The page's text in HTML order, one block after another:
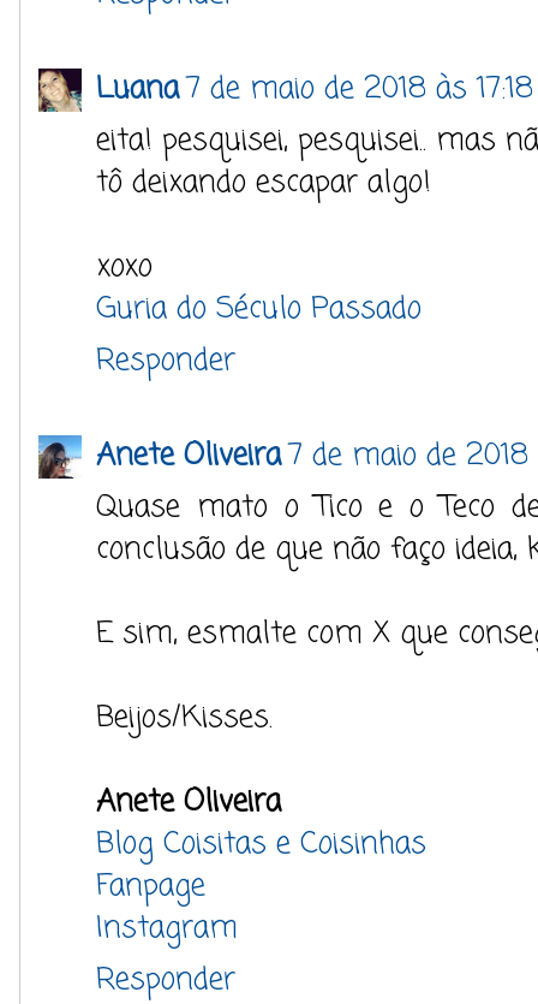
Luana7 de maio de 2018 às 17:18
eita! pesquisei, pesquisei.. mas
tô deixando escapar algo!
xoxo
Guria do Século Passado
Responder
Anete Oliveira7 de maio de
Quase mato o Tico e o Teco
conclusão de que não faço ideia,
E sim, esmalte com X que
Beijos/Kisses.
Anete Oliveira
Blog Coisitas e Coisinhas
Fanpage
Instagram
Responder